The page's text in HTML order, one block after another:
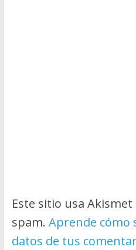
Este sitio usa
spam. Aprende cómo
datos de tus